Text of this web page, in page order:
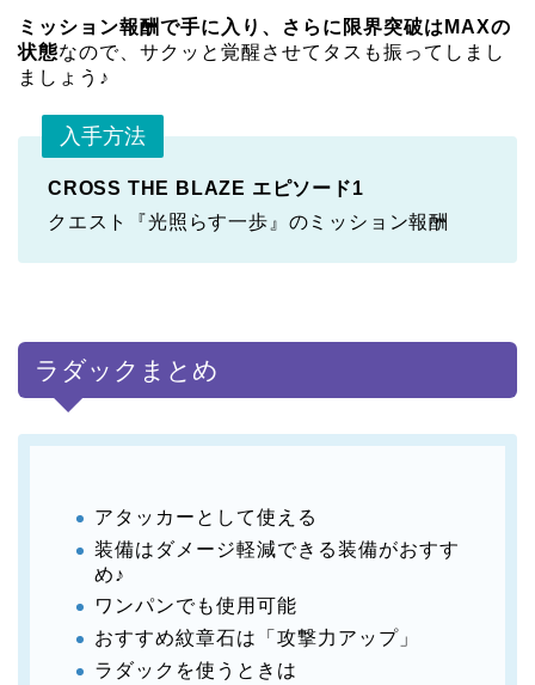
ミッション報酬で手に入り、さらに限界突破はMAXの
状態なので、サクッと覚醒させてタスも振ってしまし
ましょう♪
入手方法
CROSS THE BLAZE エピソード1
クエスト『光照らす一歩』のミッション報酬
ラダックまとめ
アタッカーとして使える
装備はダメージ軽減できる装備がおすす
め♪
ワンパンでも使用可能
おすすめ紋章石は「攻撃力アップ」
ラダックを使うときは